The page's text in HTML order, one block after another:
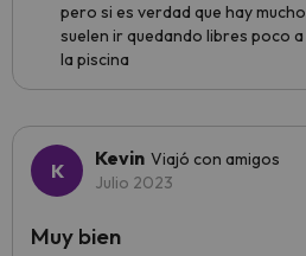
pero si es verdad que hay
suelen ir quedando libres poco
la piscina
Kevin Viajó con amigos
Julio 2023
Muy bien